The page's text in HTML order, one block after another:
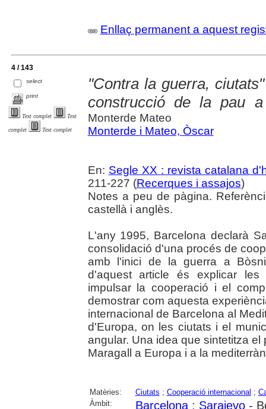
Enllaç permanent a aquest
4 / 143
select
print
Text complet Text
complet Text complet
"Contra la guerra,
construcció de la pau a
Monterde Mateo
Monterde i Mateo, Òscar
En: Segle XX : revista catalana
211-227 (Recerques i assajos)
Notes a peu de pàgina.
castellà i anglès.
L'any 1995, Barcelona declarà
consolidació d'una procés de
amb l'inici de la guerra a
d'aquest article és explicar
impulsar la cooperació i el
demostrar com aquesta
internacional de Barcelona al
d'Europa, on les ciutats i el
angular. Una idea que sintetitza
Maragall a Europa i a la
Matèries: Ciutats ; Cooperació internacional ;
Àmbit:
Barcelona; Sarajevo-